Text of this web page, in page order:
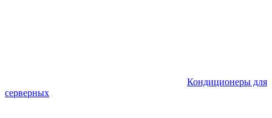
Кондиционеры для
серверных